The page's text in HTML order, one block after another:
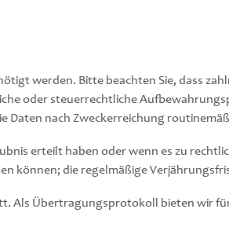
werden. Bitte beachten Sie, dass
oder steuerrechtliche
Daten nach Zweckerreichung
erteilt haben oder wenn es zu
können; die regelmäßige
Als Übertragungsprotokoll bieten wir